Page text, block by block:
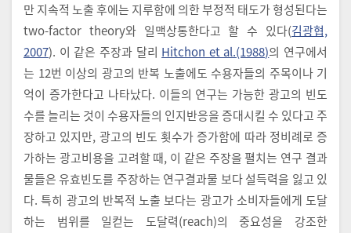
만 지속적 노출 후에는 지루함에 의한 부정적 태도가 형성된다는
two-factor theory와 일맥상통한다고 할 수 있다(김광협,
2007). 이 같은 주장과 달리 Hitchon et al.(1988)의 연구에서
는 12번 이상의 광고의 반복 노출에도 수용자들의 주목이나 기
억이 증가한다고 나타났다. 이들의 연구는 가능한 광고의 빈도
수를 늘리는 것이 수용자들의 인지반응을 증대시킬 수 있다고 주
장하고 있지만, 광고의 빈도 횟수가 증가함에 따라 정비례로 증
가하는 광고비용을 고려할 때, 이 같은 주장을 펼치는 연구 결과
물들은 유효빈도를 주장하는 연구결과물 보다 설득력을 잃고 있
다. 특히 광고의 반복적 노출 보다는 광고가 소비자들에게 도달
하는 범위를 일컫는 도달력(reach)의 중요성을 강조한